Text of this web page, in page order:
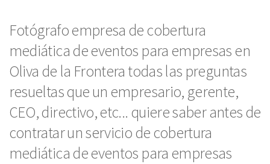
Fotógrafo empresa de cobertura
mediática de eventos para empresas en
Oliva de la Frontera todas las preguntas
resueltas que un empresario, gerente,
CEO, directivo, etc... quiere saber antes de
contratar un servicio de cobertura
mediática de eventos para empresas